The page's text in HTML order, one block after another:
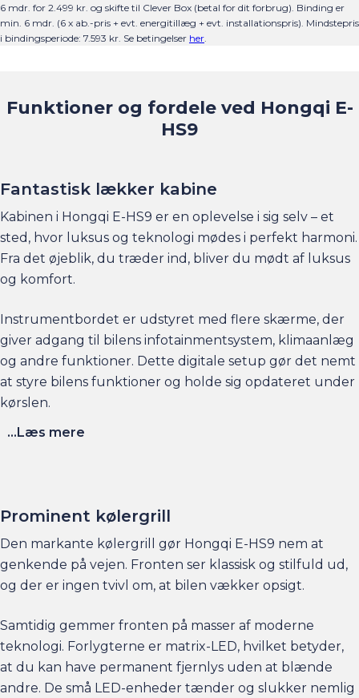
6 mdr. for 2.499 kr. og skifte til Clever Box (betal for dit forbrug). Binding er
min. 6 mdr. (6 x ab.-pris + evt. energitillæg + evt. installationspris). Mindstepris
i bindingsperiode: 7.593 kr. Se betingelser her.
Funktioner og fordele ved Hongqi E-
HS9
Fantastisk lækker kabine
Kabinen i Hongqi E-HS9 er en oplevelse i sig selv – et
sted, hvor luksus og teknologi mødes i perfekt harmoni.
Fra det øjeblik, du træder ind, bliver du mødt af luksus
og komfort.
Instrumentbordet er udstyret med flere skærme, der
giver adgang til bilens infotainmentsystem, klimaanlæg
og andre funktioner. Dette digitale setup gør det nemt
at styre bilens funktioner og holde sig opdateret under
kørslen.
på detaljer og brug af førsteklassesmaterialer og
avanceret teknologi er E-HS9 en bil, der sætter nye
standarder for, hvad en luksus-SUV kan være.
...Læs mere
Prominent kølergrill
Den markante kølergrill gør Hongqi E-HS9 nem at
genkende på vejen. Fronten ser klassisk og stilfuld ud,
og der er ingen tvivl om, at bilen vækker opsigt.
Samtidig gemmer fronten på masser af moderne
teknologi. Forlygterne er matrix-LED, hvilket betyder,
at du kan have permanent fjernlys uden at blænde
andre. De små LED-enheder tænder og slukker nemlig